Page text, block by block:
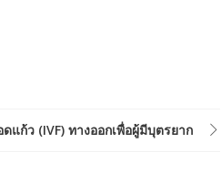
แก้ว (IVF) ทางออกเพื่อผู้มีบุตรยาก